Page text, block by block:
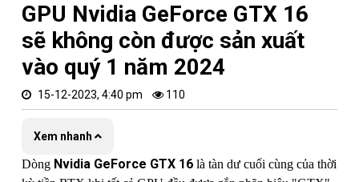
GPU Nvidia GeForce GTX 16
sẽ không còn được sản xuất
vào quý 1 năm 2024
15-12-2023, 4:40 pm 110
Xem nhanh
Dòng Nvidia GeForce GTX 16 là tàn dư cuối cùng của thời